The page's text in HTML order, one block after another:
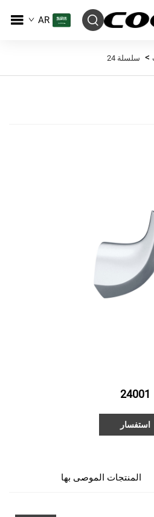
AR
> سلسلة 24
24001
استفسار
المنتجات الموصى بها